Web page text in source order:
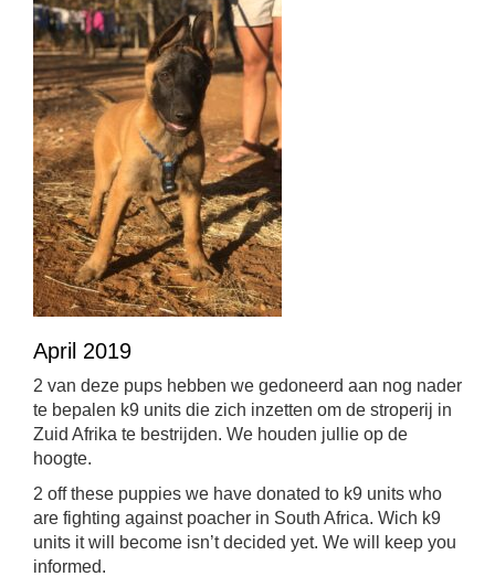
April 2019
2 van deze pups hebben we gedoneerd aan nog nader
te bepalen k9 units die zich inzetten om de stroperij in
Zuid Afrika te bestrijden. We houden jullie op de
hoogte.
2 off these puppies we have donated to k9 units who
are fighting against poacher in South Africa. Wich k9
units it will become isn’t decided yet. We will keep you
informed.